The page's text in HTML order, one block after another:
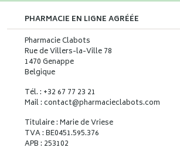
PHARMACIE EN LIGNE AGRÉÉE
Pharmacie Clabots
Rue de Villers-la-Ville 78
1470 Genappe
Belgique
Tél. : +32 67 77 23 21
Mail : contact@pharmacieclabots.com
Titulaire : Marie de Vriese
TVA : BE0451.595.376
APB : 253102